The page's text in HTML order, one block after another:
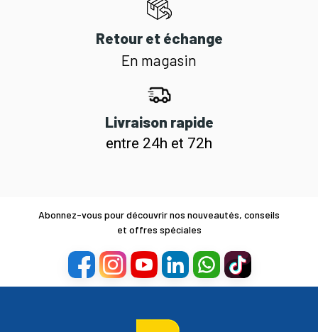
Retour et échange
En magasin
Livraison rapide
entre 24h et 72h
Abonnez-vous pour découvrir nos nouveautés, conseils
et offres spéciales